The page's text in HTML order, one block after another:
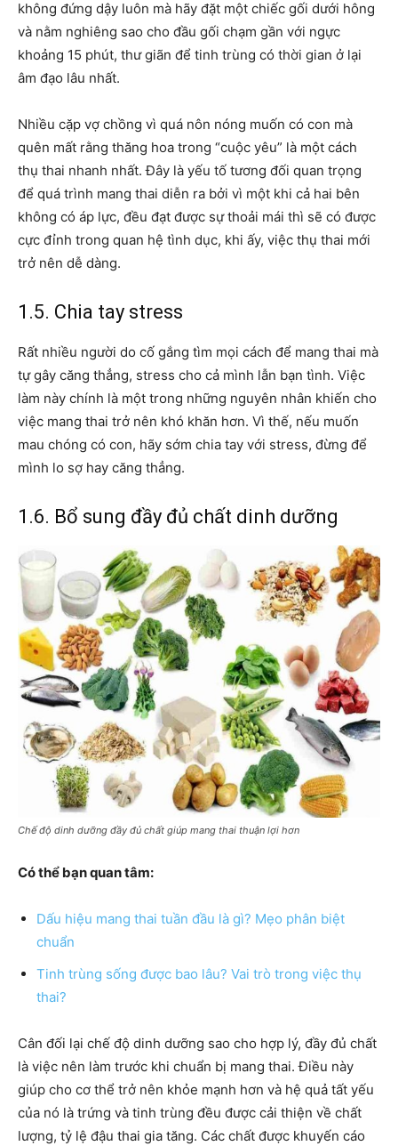
không đứng dậy luôn mà hãy đặt một chiếc gối dưới hông
và nằm nghiêng sao cho đầu gối chạm gần với ngực
khoảng 15 phút, thư giãn để tinh trùng có thời gian ở lại
âm đạo lâu nhất.
Nhiều cặp vợ chồng vì quá nôn nóng muốn có con mà
quên mất rằng thăng hoa trong “cuộc yêu” là một cách
thụ thai nhanh nhất. Đây là yếu tố tương đối quan trọng
để quá trình mang thai diễn ra bởi vì một khi cả hai bên
không có áp lực, đều đạt được sự thoải mái thì sẽ có được
cực đỉnh trong quan hệ tình dục, khi ấy, việc thụ thai mới
trở nên dễ dàng.
1.5. Chia tay stress
Rất nhiều người do cố gắng tìm mọi cách để mang thai mà
tự gây căng thẳng, stress cho cả mình lẫn bạn tình. Việc
làm này chính là một trong những nguyên nhân khiến cho
việc mang thai trở nên khó khăn hơn. Vì thế, nếu muốn
mau chóng có con, hãy sớm chia tay với stress, đừng để
mình lo sợ hay căng thẳng.
1.6. Bổ sung đầy đủ chất dinh dưỡng
Chế độ dinh dưỡng đầy đủ chất giúp mang thai thuận lợi hơn
Có thể bạn quan tâm:
Dấu hiệu mang thai tuần đầu là gì? Mẹo phân biệt
chuẩn
Tinh trùng sống được bao lâu? Vai trò trong việc thụ
thai?
Cân đối lại chế độ dinh dưỡng sao cho hợp lý, đầy đủ chất
là việc nên làm trước khi chuẩn bị mang thai. Điều này
giúp cho cơ thể trở nên khỏe mạnh hơn và hệ quả tất yếu
của nó là trứng và tinh trùng đều được cải thiện về chất
lượng, tỷ lệ đậu thai gia tăng. Các chất được khuyến cáo